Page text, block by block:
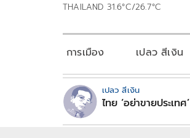
THAILAND 31.6°C/26.7°C
การเมือง เปลว สีเงิน
เปลว สีเงิน
ไทย ‘อย่าขายประเทศ’